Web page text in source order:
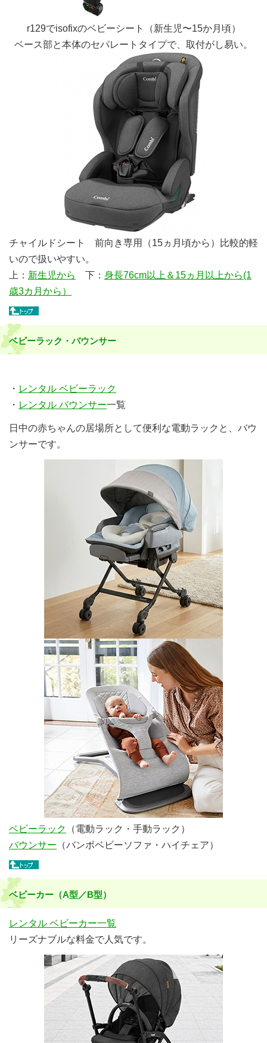
r129でisofixのベビーシート（新生児〜15か月頃）
ベース部と本体のセパレートタイプで、取付がし易い。
チャイルドシート 前向き専用（15ヵ月頃から）比較的軽
いので扱いやすい。
上： 新生児から 下： 身長76cm以上＆15ヵ月以上から(1
歳3カ月から）
ベビーラック・バウンサー
・ レンタル ベビーラック
・ レンタル バウンサー一覧
日中の赤ちゃんの居場所として便利な電動ラックと、バウ
ンサーです。
ベビーラック
（電動ラック・手動ラック）
バウンサー （バンボベビーソファ・ハイチェア）
ベビーカー（A型／B型）
レンタル ベビーカー一覧
リーズナブルな料金で人気です。